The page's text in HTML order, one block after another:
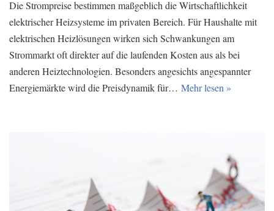
Die Strompreise bestimmen maßgeblich die Wirtschaftlichkeit
elektrischer Heizsysteme im privaten Bereich. Für Haushalte mit
elektrischen Heizlösungen wirken sich Schwankungen am
Strommarkt oft direkter auf die laufenden Kosten aus als bei
anderen Heiztechnologien. Besonders angesichts angespannter
Energiemärkte wird die Preisdynamik für… Mehr lesen »